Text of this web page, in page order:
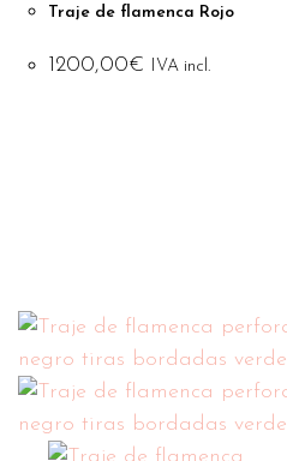
Traje de flamenca Rojo
1200,00€ IVA incl.